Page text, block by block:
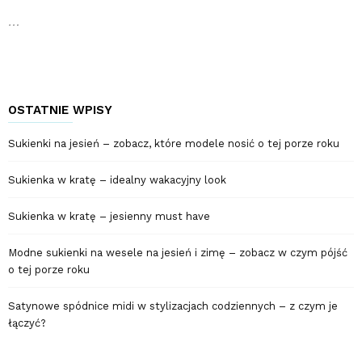
…
OSTATNIE WPISY
Sukienki na jesień – zobacz, które modele nosić o tej porze roku
Sukienka w kratę – idealny wakacyjny look
Sukienka w kratę – jesienny must have
Modne sukienki na wesele na jesień i zimę – zobacz w czym pójść
o tej porze roku
Satynowe spódnice midi w stylizacjach codziennych – z czym je
łączyć?